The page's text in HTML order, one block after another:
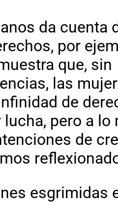
da cuenta
por
que, sin
las
de
pero a lo
de
esgrimidas